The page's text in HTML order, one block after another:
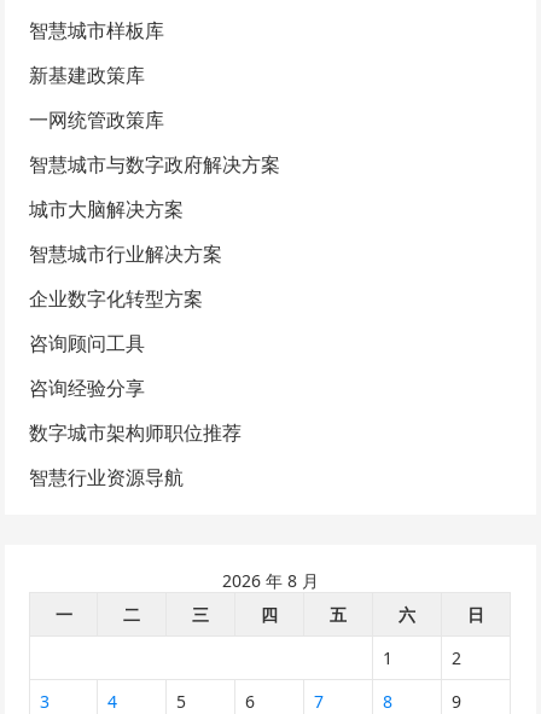
智慧城市样板库
新基建政策库
一网统管政策库
智慧城市与数字政府解决方案
城市大脑解决方案
智慧城市行业解决方案
企业数字化转型方案
咨询顾问工具
咨询经验分享
数字城市架构师职位推荐
智慧行业资源导航
2026 年 8 月
一
二 三 四 五 六
日
1
2
3
4 5 6 7 8
9